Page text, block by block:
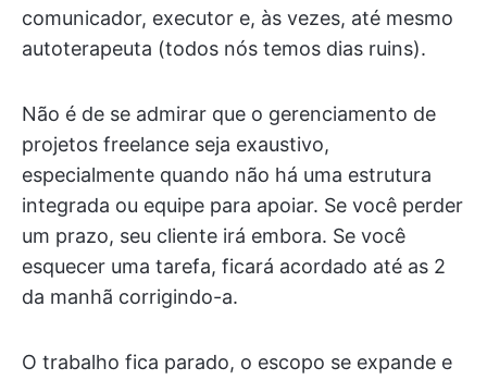
comunicador, executor e, às vezes, até mesmo
autoterapeuta (todos nós temos dias ruins).
Não é de se admirar que o gerenciamento de
projetos freelance seja exaustivo,
especialmente quando não há uma estrutura
integrada ou equipe para apoiar. Se você perder
um prazo, seu cliente irá embora. Se você
esquecer uma tarefa, ficará acordado até as 2
da manhã corrigindo-a.
O trabalho fica parado, o escopo se expande e